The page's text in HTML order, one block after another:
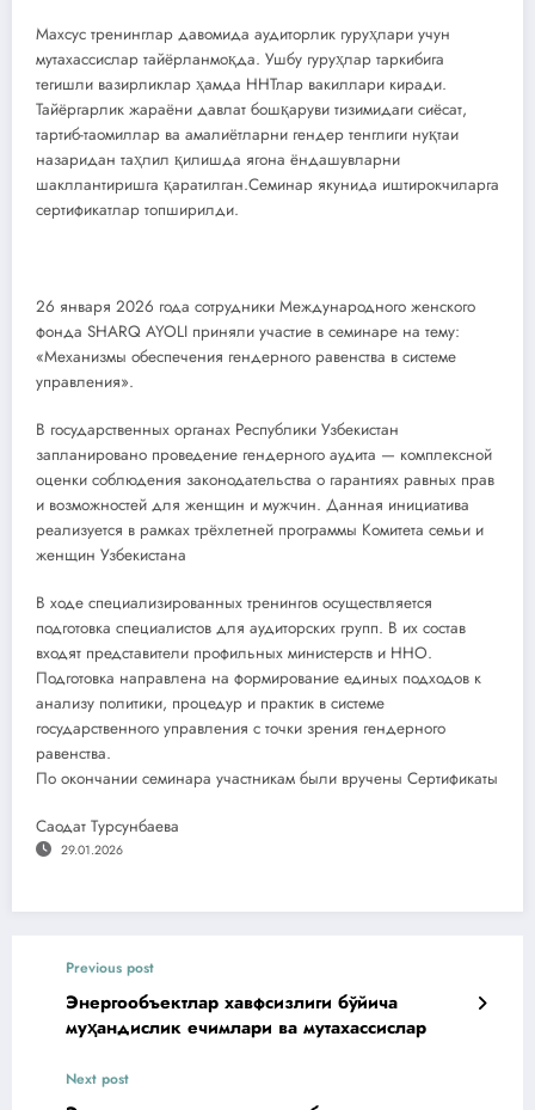
Махсус тренинглар давомида аудиторлик гуруҳлари учун
мутахассислар тайёрланмоқда. Ушбу гуруҳлар таркибига
тегишли вазирликлар ҳамда ННТлар вакиллари киради.
Тайёргарлик жараёни давлат бошқаруви тизимидаги сиёсат,
тартиб-таомиллар ва амалиётларни гендер тенглиги нуқтаи
назаридан таҳлил қилишда ягона ёндашувларни
шакллантиришга қаратилган.Семинар якунида иштирокчиларга
сертификатлар топширилди.
26 января 2026 года сотрудники Международного женского
фонда SHARQ AYOLI приняли участие в семинаре на тему:
«Механизмы обеспечения гендерного равенства в системе
управления».
В государственных органах Республики Узбекистан
запланировано проведение гендерного аудита — комплексной
оценки соблюдения законодательства о гарантиях равных прав
и возможностей для женщин и мужчин. Данная инициатива
реализуется в рамках трёхлетней программы Комитета семьи и
женщин Узбекистана
В ходе специализированных тренингов осуществляется
подготовка специалистов для аудиторских групп. В их состав
входят представители профильных министерств и ННО.
Подготовка направлена на формирование единых подходов к
анализу политики, процедур и практик в системе
государственного управления с точки зрения гендерного
равенства.
По окончании семинара участникам были вручены Сертификаты
Саодат Турсунбаева
29.01.2026
Previous post
Энергообъектлар хавфсизлиги бўйича
муҳандислик ечимлари ва мутахассислар
Next post